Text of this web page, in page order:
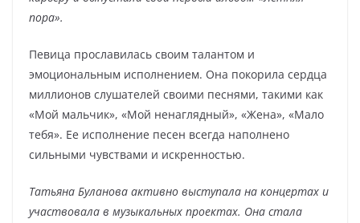
пора».
Певица прославилась своим талантом и
эмоциональным исполнением. Она покорила сердца
миллионов слушателей своими песнями, такими как
«Мой мальчик», «Мой ненаглядный», «Жена», «Мало
тебя». Ее исполнение песен всегда наполнено
сильными чувствами и искренностью.
Татьяна Буланова активно выступала на концертах и
участвовала в музыкальных проектах. Она стала